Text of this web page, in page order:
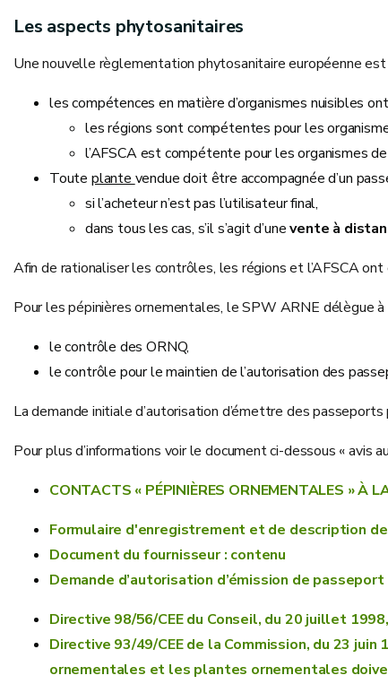
Les aspects phytosanitaires
Une nouvelle règlementation phytosanitaire européenne
les compétences en matière d’organismes nuisibles
les régions sont compétentes pour les
l’AFSCA est compétente pour les organismes
Toute plante vendue doit être accompagnée d’un
si l’acheteur n’est pas l’utilisateur final,
dans tous les cas, s’il s’agit d’unevente à
Afin de rationaliser les contrôles, les régions et l’AFSCA
Pour les pépinières ornementales, le SPW ARNE délègue à
le contrôle des ORNQ,
le contrôle pour le maintien de l’autorisation des
La demande initiale d’autorisation d’émettre des
Pour plus d’informations voir le document ci-dessous « avis
CONTACTS « PÉPINIÈRES ORNEMENTALES » À
Formulaire d'enregistrement et de description
Document du fournisseur : contenu
Demande d’autorisation d’émission de
Directive 98/56/CEE du Conseil, du 20 juillet
Directive 93/49/CEE de la Commission, du 23
ornementales et les plantes ornementales